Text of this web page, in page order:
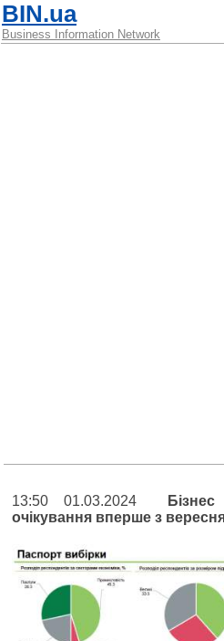
BIN.ua
Business Information Network
13:50 01.03.2024
очікування вперше з